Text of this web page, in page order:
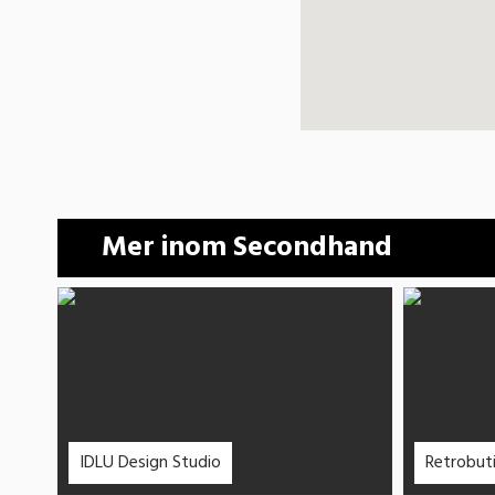
Mer inom Secondhand
IDLU Design Studio